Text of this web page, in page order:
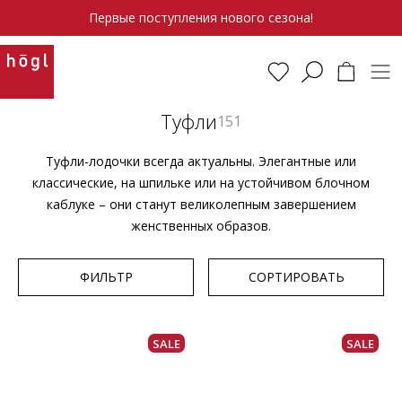
Первые поступления нового сезона!
Туфли151
Туфли-лодочки всегда актуальны. Элегантные или
классические, на шпильке или на устойчивом блочном
каблуке – они станут великолепным завершением
женственных образов.
ФИЛЬТР СОРТИРОВАТЬ
SALE SALE